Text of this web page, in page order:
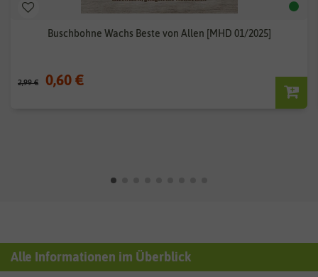
Buschbohne Wachs Beste von Allen [MHD 01/2025]
2,99 € 0,60 €
Alle Informationen im Überblick